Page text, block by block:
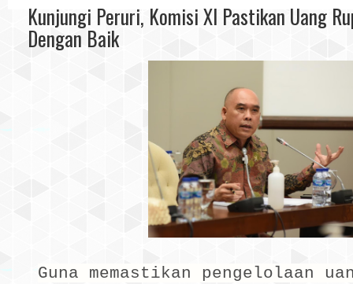
Kunjungi Peruri, Komisi XI Pastikan Uang
Dengan Baik
Guna memastikan pengelolaan